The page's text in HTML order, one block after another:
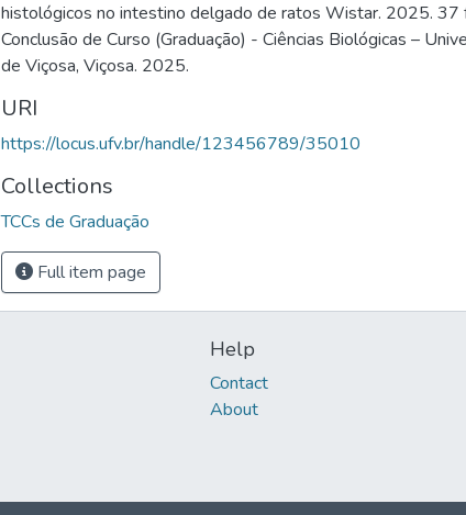
histológicos no intestino delgado de ratos Wistar. 2025. 37
Conclusão de Curso (Graduação) - Ciências Biológicas –
de Viçosa, Viçosa. 2025.
URI
https://locus.ufv.br/handle/123456789/35010
Collections
TCCs de Graduação
Full item page
Help
Contact
About